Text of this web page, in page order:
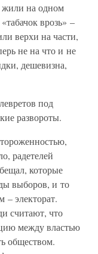
жили на одном
врозь» –
верхи на части,
не на что и не
дешевизна,
под
развороты.
радетелей
которые
выборов, и то
– электорат.
считают, что
между властью
обществом.